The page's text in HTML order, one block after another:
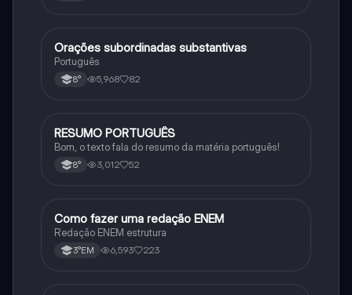
Português
Orações subordinadas substantivas
Português
8° 5,968 82
Português
RESUMO PORTUGUÊS
Bom, o texto fala do resumo da matéria português!
8° 3,012 52
Português
Como fazer uma redação ENEM
Redação ENEM estrutura
3°EM 6,593 223